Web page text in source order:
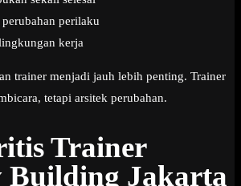
perilaku
kerja
trainer menjadi jauh lebih penting. Trainer
tetapi arsitek perubahan.
Trainer
Building Jakarta